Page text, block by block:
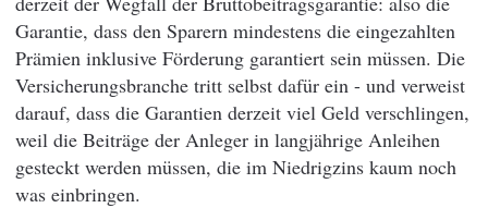
Garantie, dass den Sparern mindestens die eingezahlten
Prämien inklusive Förderung garantiert sein müssen. Die
Versicherungsbranche tritt selbst dafür ein - und verweist
darauf, dass die Garantien derzeit viel Geld verschlingen,
weil die Beiträge der Anleger in langjährige Anleihen
gesteckt werden müssen, die im Niedrigzins kaum noch
was einbringen.